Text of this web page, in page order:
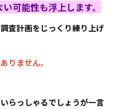
可能性も浮上します。
査計画をじっくり練り上げ
りません。
らっしゃるでしょうが一言